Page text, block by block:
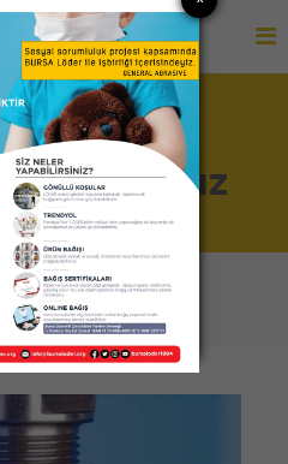
TR EN
Takımlar
Yapıyoruz
Pferd